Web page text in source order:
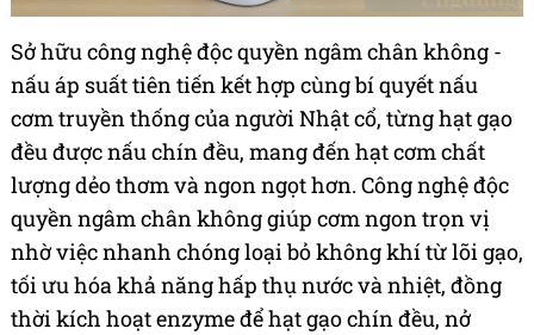
Sở hữu công nghệ độc quyền ngâm chân không -
nấu áp suất tiên tiến kết hợp cùng bí quyết nấu
cơm truyền thống của người Nhật cổ, từng hạt gạo
đều được nấu chín đều, mang đến hạt cơm chất
lượng dẻo thơm và ngon ngọt hơn. Công nghệ độc
quyền ngâm chân không giúp cơm ngon trọn vị
nhờ việc nhanh chóng loại bỏ không khí từ lõi gạo,
tối ưu hóa khả năng hấp thụ nước và nhiệt, đồng
thời kích hoạt enzyme để hạt gạo chín đều, nở